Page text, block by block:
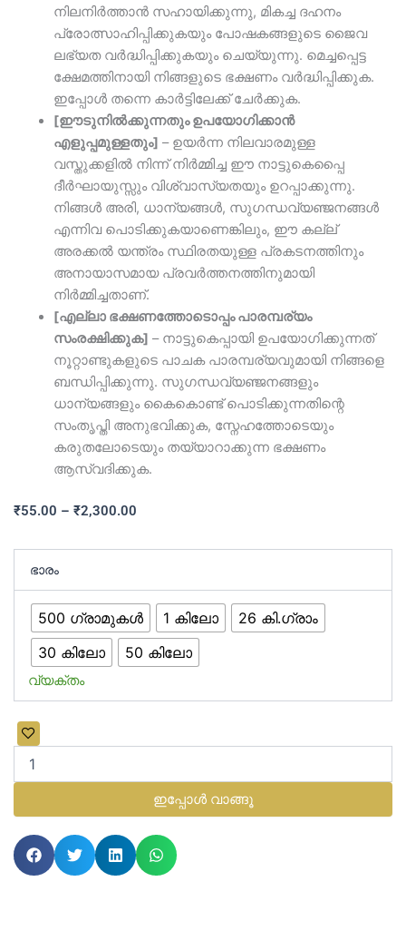
നിലനിർത്താൻ സഹായിക്കുന്നു, മികച്ച ദഹനം
പ്രോത്സാഹിപ്പിക്കുകയും പോഷകങ്ങളുടെ ജൈവ
ലഭ്യത വർദ്ധിപ്പിക്കുകയും ചെയ്യുന്നു. മെച്ചപ്പെട്ട
ക്ഷേമത്തിനായി നിങ്ങളുടെ ഭക്ഷണം വർദ്ധിപ്പിക്കുക.
ഇപ്പോൾ തന്നെ കാർട്ടിലേക്ക് ചേർക്കുക.
[ഈടുനിൽക്കുന്നതും ഉപയോഗിക്കാൻ
എളുപ്പമുള്ളതും] – ഉയർന്ന നിലവാരമുള്ള
വസ്തുക്കളിൽ നിന്ന് നിർമ്മിച്ച ഈ നാട്ടുകെപ്പൈ
ദീർഘായുസ്സും വിശ്വാസ്യതയും ഉറപ്പാക്കുന്നു.
നിങ്ങൾ അരി, ധാന്യങ്ങൾ, സുഗന്ധവ്യഞ്ജനങ്ങൾ
എന്നിവ പൊടിക്കുകയാണെങ്കിലും, ഈ കല്ല്
അരക്കൽ യന്ത്രം സ്ഥിരതയുള്ള പ്രകടനത്തിനും
അനായാസമായ പ്രവർത്തനത്തിനുമായി
നിർമ്മിച്ചതാണ്.
[എല്ലാ ഭക്ഷണത്തോടൊപ്പം പാരമ്പര്യം
സംരക്ഷിക്കുക] – നാട്ടുകെപ്പായി ഉപയോഗിക്കുന്നത്
നൂറ്റാണ്ടുകളുടെ പാചക പാരമ്പര്യവുമായി നിങ്ങളെ
ബന്ധിപ്പിക്കുന്നു. സുഗന്ധവ്യഞ്ജനങ്ങളും
ധാന്യങ്ങളും കൈകൊണ്ട് പൊടിക്കുന്നതിന്റെ
സംതൃപ്തി അനുഭവിക്കുക, സ്നേഹത്തോടെയും
കരുതലോടെയും തയ്യാറാക്കുന്ന ഭക്ഷണം
ആസ്വദിക്കുക.
₹55.00 – ₹2,300.00
₹55.00
വരെ
ഭാരം
500 ഗ്രാമുകൾ 1 കിലോ
26 കി.ഗ്രാം
30 കിലോ
50 കിലോ
വ്യക്തം
Keppai
(Traditional
Millet)
Organic,
Nutritious
Superfood
for
Improved
Digestion,
Heart
Health
Energy
100%
Chemical-
ഇപ്പോൾ വാങ്ങൂ